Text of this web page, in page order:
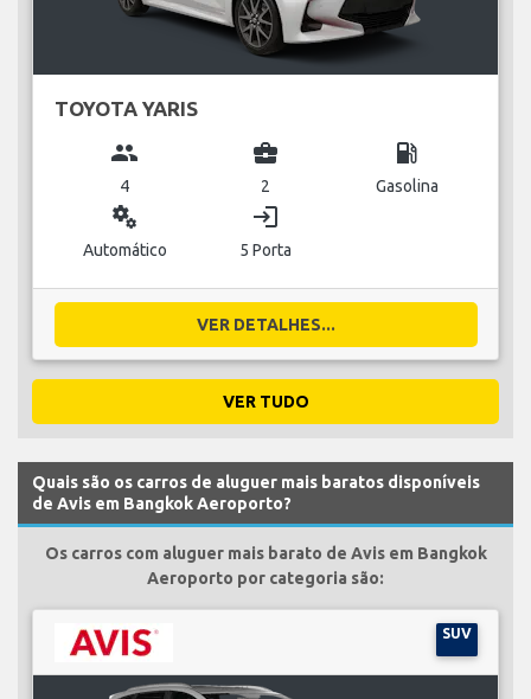
TOYOTA YARIS
group
4
business_center
2
local_gas_station
Gasolina
miscellaneous_services
Automático
login
5 Porta
VER DETALHES...
VER TUDO
Quais são os carros de aluguer mais baratos disponíveis
de Avis em Bangkok Aeroporto?
Os carros com aluguer mais barato de Avis em Bangkok
Aeroporto por categoria são:
SUV